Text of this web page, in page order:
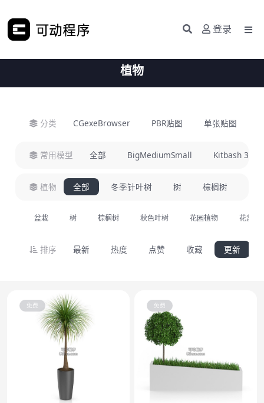
登录
植物
分类 CGexeBrowser PBR贴图 单张贴图
常用模型 全部 BigMediumSmall Kitbash 3D
植物 全部 冬季针叶树 树 棕榈树
盆栽 树 棕榈树 秋色叶树 花园植物 花盆栽
排序 最新 热度 点赞 收藏 更新
免费 免费